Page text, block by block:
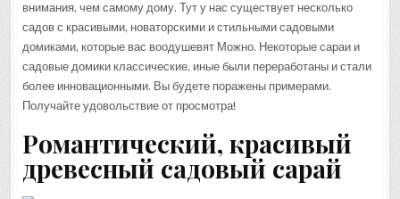
внимания, чем самому дому. Тут у нас существует несколько
садов с красивыми, новаторскими и стильными садовыми
домиками, которые вас воодушевят Можно. Некоторые сараи и
садовые домики классические, иные были переработаны и стали
более инновационными. Вы будете поражены примерами.
Получайте удовольствие от просмотра!
Романтический,красивый
древесный садовый сарай